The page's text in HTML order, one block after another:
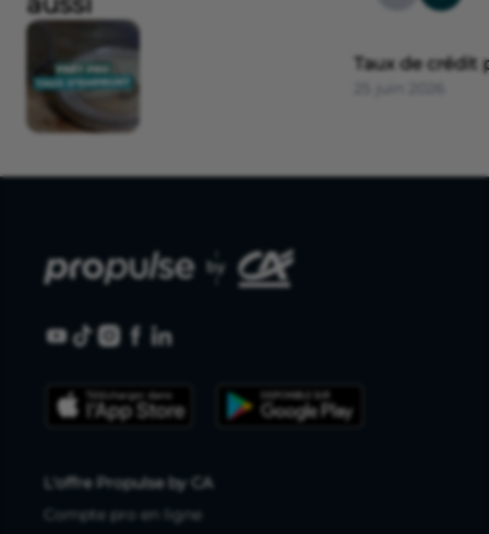
Taux de crédit
L'offre Propulse by CA
Compte pro en ligne